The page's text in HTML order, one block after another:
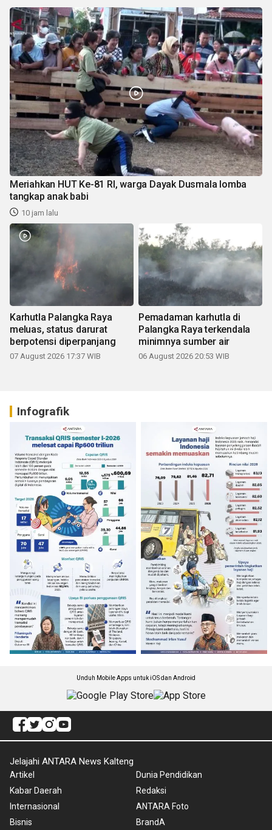
Meriahkan HUT Ke-81 RI, warga Dayak Dusmala lomba
tangkap anak babi
10 jam lalu
Karhutla Palangka Raya
meluas, status darurat
berpotensi diperpanjang
07 August 2026 17:37 WIB
Pemadaman karhutla di
Palangka Raya terkendala
minimnya sumber air
06 August 2026 20:53 WIB
Infografik
Unduh Mobile Apps untuk iOS dan Android
Jelajahi ANTARA News Kalteng
Artikel
Kabar Daerah
Internasional
Bisnis
Dunia Pendidikan
Redaksi
ANTARA Foto
BrandA